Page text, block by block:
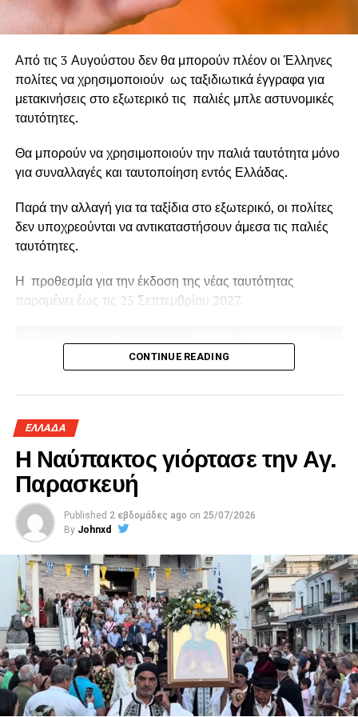
βιώσει τραγωδίες πρωτοφανούς έκτασης, οι οποίες
άφησαν βαθιά τραύματα στην κοινωνία. Αν δεν
δράση, οι εικόνες της καταστροφής θα συνεχίσουν να
επαναλαμβάνονται, κάθε καλοκαίρι, σε ζωντανή μετάδοση.
Από τις 3 Αυγούστου δεν θα μπορούν πλέον οι Έλληνες
πολίτες να χρησιμοποιούν ως ταξιδιωτικά έγγραφα για
μετακινήσεις στο εξωτερικό τις παλιές μπλε αστυνομικές
ταυτότητες.
Θα μπορούν να χρησιμοποιούν την παλιά ταυτότητα μόνο
για συναλλαγές και ταυτοποίηση εντός Ελλάδας.
Παρά την αλλαγή για τα ταξίδια στο εξωτερικό, οι πολίτες
δεν υποχρεούνται να αντικαταστήσουν άμεσα τις παλιές
ταυτότητες.
Η προθεσμία για την έκδοση της νέας ταυτότητας
παραμένει έως τις 25 Σεπτεμβρίου 2027.
CONTINUE READING
ΕΛΛΑΔΑ
Η Ναύπακτος γιόρτασε την Αγ.
Παρασκευή
Published 2 εβδομάδες ago on 25/07/2026
By Johnxd